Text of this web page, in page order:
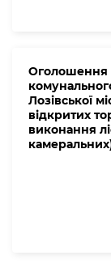
Оголошення
Лозівської
відкритих
виконання